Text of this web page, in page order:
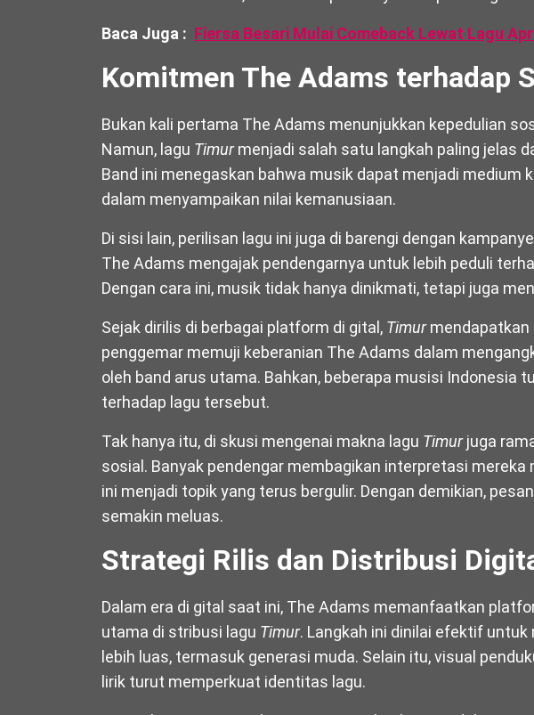
Baca Juga : Fiersa Besari Mulai Comeback Lewat Lagu
Komitmen The Adams terhadap
Bukan kali pertama The Adams menunjukkan kepedulian
Namun, lagu Timurmenjadi salah satu langkah paling jelas
Band ini menegaskan bahwa musik dapat menjadi medium
dalam menyampaikan nilai kemanusiaan.
Di sisi lain, perilisan lagu ini juga di barengi dengan
The Adams mengajak pendengarnya untuk lebih peduli
Dengan cara ini, musik tidak hanya dinikmati, tetapi juga
Sejak dirilis di berbagai platform di gital, Timurmendapatkan
penggemar memuji keberanian The Adams dalam
oleh band arus utama. Bahkan, beberapa musisi Indonesia
terhadap lagu tersebut.
Tak hanya itu, di skusi mengenai makna lagu Timurjuga
sosial. Banyak pendengar membagikan interpretasi mereka
ini menjadi topik yang terus bergulir. Dengan demikian,
semakin meluas.
Strategi Rilis dan Distribusi
Dalam era di gital saat ini, The Adams memanfaatkan
utama di stribusi lagu Timur. Langkah ini dinilai efektif
lebih luas, termasuk generasi muda. Selain itu, visual
lirik turut memperkuat identitas lagu.